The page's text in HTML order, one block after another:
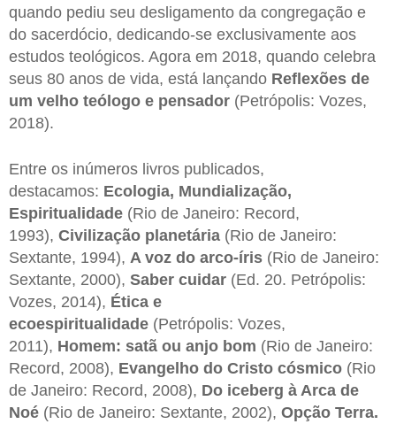
quando pediu seu desligamento da congregação e
do sacerdócio, dedicando-se exclusivamente aos
estudos teológicos. Agora em 2018, quando celebra
seus 80 anos de vida, está lançando Reflexões de
um velho teólogo e pensador (Petrópolis: Vozes,
2018).
Entre os inúmeros livros publicados,
destacamos: Ecologia, Mundialização,
Espiritualidade (Rio de Janeiro: Record,
1993), Civilização planetária (Rio de Janeiro:
Sextante, 1994), A voz do arco-íris (Rio de Janeiro:
Sextante, 2000), Saber cuidar (Ed. 20. Petrópolis:
Vozes, 2014), Ética e
ecoespiritualidade (Petrópolis: Vozes,
2011), Homem: satã ou anjo bom (Rio de Janeiro:
Record, 2008), Evangelho do Cristo cósmico (Rio
de Janeiro: Record, 2008), Do iceberg à Arca de
Noé (Rio de Janeiro: Sextante, 2002), Opção Terra.